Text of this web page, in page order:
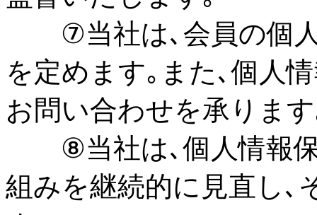
⑦当社は､会員の個人
を定めます｡また､個人
お問い合わせを承りま
⑧当社は､個人情報保
組みを継続的に見直し､